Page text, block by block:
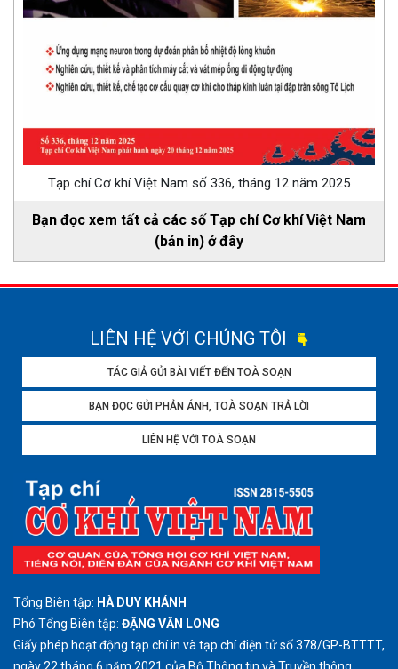
Tạp chí Cơ khí Việt Nam số 336, tháng 12 năm 2025
Bạn đọc xem tất cả các số Tạp chí Cơ khí Việt Nam
(bản in) ở đây
LIÊN HỆ VỚI CHÚNG TÔI
TÁC GIẢ GỬI BÀI VIẾT ĐẾN TOÀ SOẠN
BẠN ĐỌC GỬI PHẢN ÁNH, TOÀ SOẠN TRẢ LỜI
LIÊN HỆ VỚI TOÀ SOẠN
Tổng Biên tập: HÀ DUY KHÁNH
Phó Tổng Biên tập: ĐẶNG VĂN LONG
Giấy phép hoạt động tạp chí in và tạp chí điện tử số 378/GP-BTTTT,
ngày 22 tháng 6 năm 2021 của Bộ Thông tin và Truyền thông.